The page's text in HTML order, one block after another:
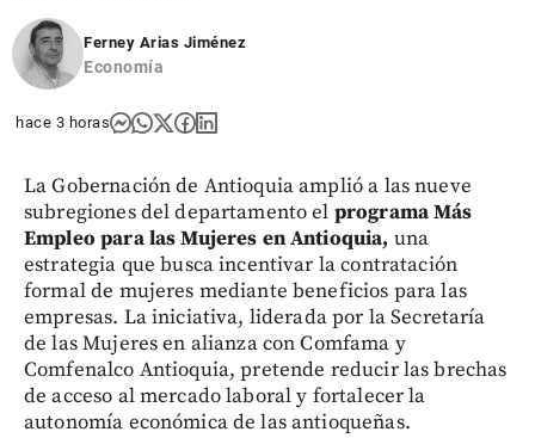
Ferney Arias Jiménez
Economía
hace 3 horas
La Gobernación de Antioquia amplió a las nueve
subregiones del departamento el programa Más
Empleo para las Mujeres en Antioquia, una
estrategia que busca incentivar la contratación
formal de mujeres mediante beneficios para las
empresas. La iniciativa, liderada por la Secretaría
de las Mujeres en alianza con Comfama y
Comfenalco Antioquia, pretende reducir las brechas
de acceso al mercado laboral y fortalecer la
autonomía económica de las antioqueñas.